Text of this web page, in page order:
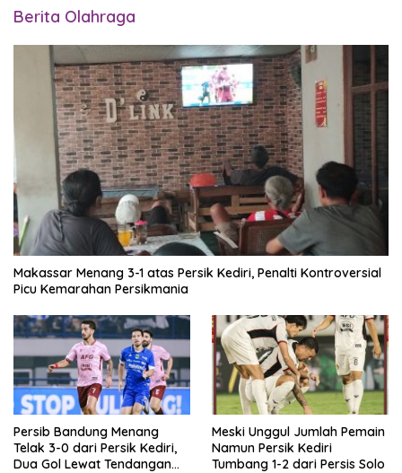
Berita Olahraga
Makassar Menang 3-1 atas Persik Kediri, Penalti Kontroversial
Picu Kemarahan Persikmania
Persib Bandung Menang
Telak 3-0 dari Persik Kediri,
Dua Gol Lewat Tendangan
Meski Unggul Jumlah Pemain
Namun Persik Kediri
Tumbang 1-2 dari Persis Solo